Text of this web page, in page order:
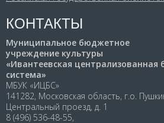
КОНТАКТЫ
Муниципальное бюджетное
учреждение культуры
«Ивантеевская централизованная
система»
МБУК «ИЦБС»
141282, Московская область, г.о.
Центральный проезд, д. 1
8 (496) 536-48-55,